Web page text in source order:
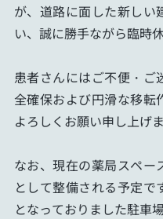
が、道路に面した新し
い、誠に勝手ながら臨時
患者さんにはご不便・
全確保および円滑な移転
よろしくお願い申し上げま
なお、現在の薬局スペ
として整備される予定
となっておりました駐車